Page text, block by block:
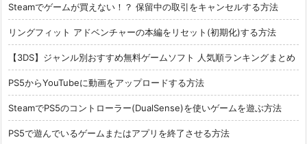
Steamでゲームが買えない！？ 保留中の取引をキャンセルする方法
リングフィット アドベンチャーの本編をリセット(初期化)する方法
【3DS】ジャンル別おすすめ無料ゲームソフト 人気順ランキングまとめ
PS5からYouTubeに動画をアップロードする方法
SteamでPS5のコントローラー(DualSense)を使いゲームを遊ぶ方法
PS5で遊んでいるゲームまたはアプリを終了させる方法